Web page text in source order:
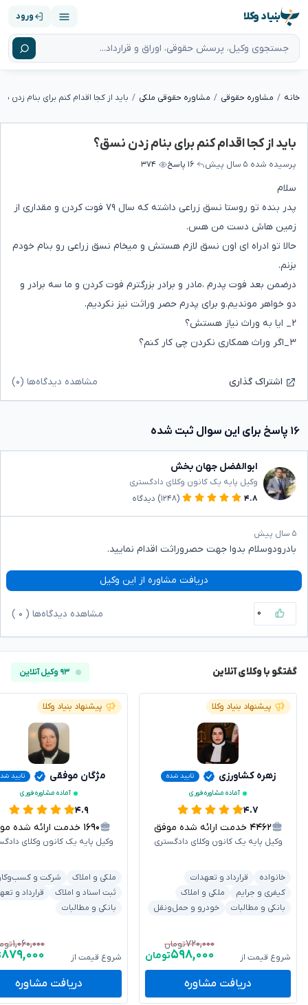
بنیاد وکلا ورود
خانه مشاوره حقوقی مشاوره حقوقی ملکی باید از کجا اقدام کنم برای بنام زدن
باید از کجا اقدام کنم برای بنام زدن نسق؟
پرسیده شده ۵ سال پیش ۱۶ پاسخ ۳۷۴
سلام
پدر بنده تو روستا نسق زراعی داشته که سال ۷۹ فوت کردن و مقداری از
زمین هاش دست من هس.
حالا تو ادراه ای اون نسق لازم هستش و میخام نسق زراعی رو بنام خودم
بزنم.
درضمن بعد فوت پدرم ،مادر و برادر بزرگترم فوت کردن و ما سه برادر و
دو خواهر موندیم.و برای پدرم حصر وراثت نیز نکردیم.
۲_ ایا به وراث نیاز هستش؟
۳_اگر وراث همکاری نکردن چی کار کنم؟
اشتراک گذاری مشاهده دیدگاه‌ها (۰)
۱۶ پاسخ برای این سوال ثبت شده
ابوالفضل جهان بخش
وکیل پایه یک کانون وکلای دادگستری
۴.۸
(۱۲۴۸) دیدگاه
۵ سال پیش
بادرودوسلام بدوا جهت حصروراثت اقدام نمایید.
دریافت مشاوره از این وکیل
۰ مشاهده دیدگاه‌ها ( ۰
گفتگو با وکلای آنلاین ۹۳ وکیل آنلاین
پیشنهاد بنیاد وکلا
زهره کشاورزی
تایید شده
آماده مشاوره فوری
۴.۷
۴۴۶۲ خدمت ارائه شده موفق
وکیل پایه یک کانون وکلای دادگستری
خانواده
قرارداد و تعهدات
کیفری و جرایم
ملکی و املاک
بانکی و مطالبات
خودرو و حمل‌ونقل
شروع قیمت از
۷۲۰,۰۰۰تومان
۵۹۸,۰۰۰تومان
دریافت مشاوره
پیشنهاد بنیاد وکلا
مژگان موفقی
تایید
آماده مشاوره فوری
۴.۹
۱۶۹۰ خدمت ارائه شده موفق
وکیل پایه یک کانون وکلای
ملکی و املاک
شرکت و
ثبت اسناد و املاک
قرارداد و
بانکی و مطالبات
شروع قیمت از
۱,۰۶۰,۰۰۰
۸۷۹,۰۰۰
دریافت مشاوره